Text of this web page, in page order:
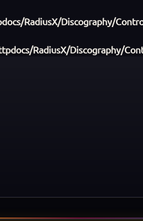
RadiusX/Discography/
RadiusX/Discography/